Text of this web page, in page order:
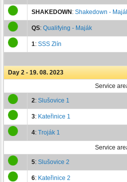
SHAKEDOWN : Shakedown -
QS: Qualifying - Maják
1: SSS Zlín
Day 2 - 19. 08. 2023
Service
2: Slušovice 1
3: Kateřinice 1
4: Troják 1
Service
5: Slušovice 2
6: Kateřinice 2